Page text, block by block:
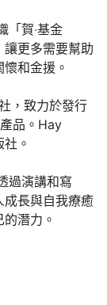
「賀‧基金
更多需要幫助
和金援。
，致力於發行
品。Hay
。
過演講和寫
成長與自我療癒
潛力。